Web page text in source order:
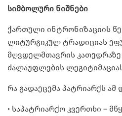
სიმბოლური ნიშნები
ქართული ინტრონიზაციის
ლიტურგიკულ ტრადიციას
მღვდელმთავრის კათედრაზე
ძალაუფლების
რა გადაეცემა პატრიარქს ამ
• საპატრიარქო კვერთხი –